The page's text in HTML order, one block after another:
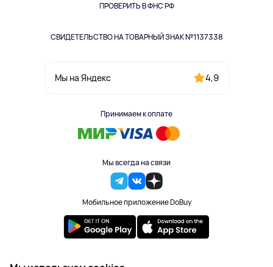
ПРОВЕРИТЬ В ФНС РФ
СВИДЕТЕЛЬСТВО НА ТОВАРНЫЙ ЗНАК №1137338
Мы на Яндекс 4,9
Принимаем к оплате
Мы всегда на связи
Мобильное приложение DoBuy
Одежда и аксессуары
2023-2026 © DoBuy. Все права защищены